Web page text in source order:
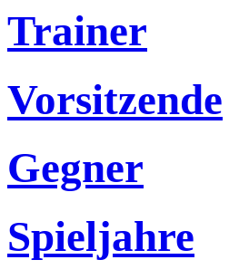
Trainer
Vorsitzende
Gegner
Spieljahre